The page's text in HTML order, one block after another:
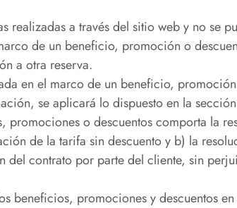
a través del sitio web y no se
de un beneficio, promoción o
a otra reserva.
en el marco de un beneficio,
se aplicará lo dispuesto en la
o descuentos comporta la
de la tarifa sin descuento y b) la
del contrato por parte del cliente, sin
beneficios, promociones y descuentos